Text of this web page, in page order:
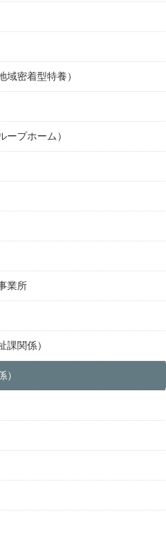
密着型特養）
ープホーム）
業所
課関係）
）